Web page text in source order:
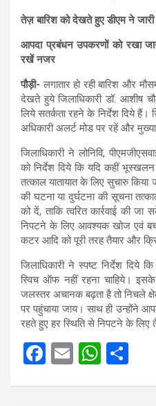
तेज़ बारिश को देखते हुए डीएम ने जारी
आपदा प्रबंधन उपकरणों को रखा
रखें नजर
पौड़ी- लगातार हो रही बारिश और
देखते हुये जिलाधिकारी डॉ. आशीष
लिये सतर्कता रहने के निर्देश दिये हैं।
अधिकारी अलर्ट मोड पर रहें और
जिलाधिकारी ने लोनिवि,
को निर्देश दिये कि यदि कहीं
तत्काल यातायात के लिए सुचारु किया
की घटना या दुर्घटना की सूचना
को दें, ताकि त्वरित कार्रवाई की
निपटने के लिए आवश्यक खोज एवं
कटर आदि को पूरी तरह तैयार और
जिलाधिकारी ने स्पष्ट निर्देश दिये
स्विच ऑफ नहीं रहना चाहिये।
जलस्तर अचानक बढ़ता है तो निचले
पर पहुंचाया जाय। साथ ही उन्होंने
रहते हुए हर स्थिति से निपटने के लिए
F
E
W